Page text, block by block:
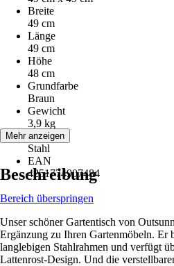
Breite
49 cm
Länge
49 cm
Höhe
48 cm
Grundfarbe
Braun
Gewicht
3,9 kg
Material
Stahl
EAN
4251774907484
Mehr anzeigen
Beschreibung
Bereich überspringen
Unser schöner Gartentisch von
Ergänzung zu Ihren Gartenmöbeln. Er
langlebigen Stahlrahmen und verfügt
Lattenrost-Design. Und die